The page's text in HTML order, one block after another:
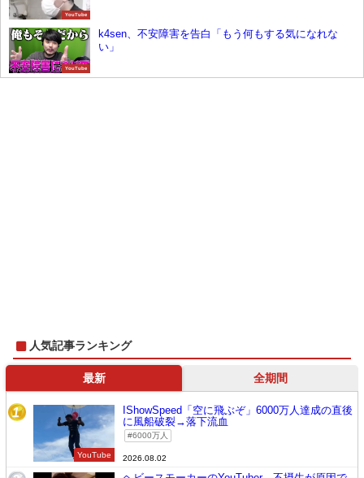
YouTube
YouTube
k4sen、不安障害を告白「もう何もする気になれな
い」
人気記事ランキング
最新 全期間
1
YouTube
IShowSpeed「空に飛ぶぞ」6000万人達成の直後
に風船破裂→落下流血
6000万人
2026.08.02